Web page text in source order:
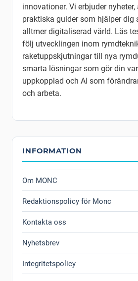
innovationer. Vi erbjuder
praktiska guider som hjälper dig
alltmer digitaliserad värld. Läs
följ utvecklingen inom
raketuppskjutningar till nya
smarta lösningar som gör din
uppkopplad och AI som
och arbeta.
INFORMATION
Om MONC
Redaktionspolicy för Monc
Kontakta oss
Nyhetsbrev
Integritetspolicy